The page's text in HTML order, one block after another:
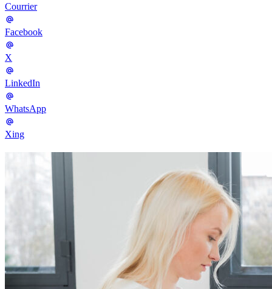
Courrier
Facebook
X
LinkedIn
WhatsApp
Xing